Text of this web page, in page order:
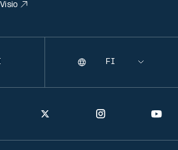
Twitter Instagram
Selecting
Kieli